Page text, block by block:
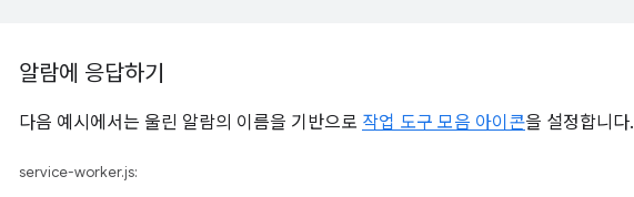
알람에 응답하기
다음 예시에서는 울린 알람의 이름을 기반으로 작업 도구 모음 아이콘을 설정합니다.
service-worker.js: